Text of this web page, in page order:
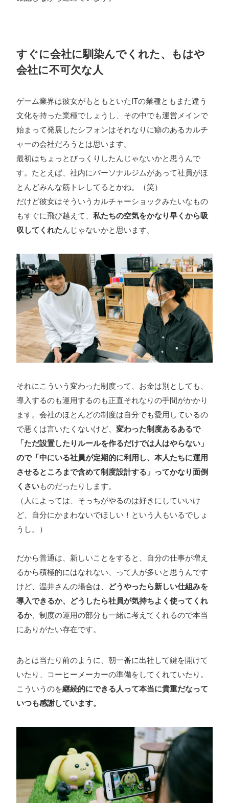
すぐに会社に馴染んでくれた、もはや
会社に不可欠な人
ゲーム業界は彼女がもともといたITの業種ともまた違う
文化を持った業種でしょうし、その中でも運営メインで
始まって発展したシフォンはそれなりに癖のあるカルチ
ャーの会社だろうとは思います。
最初はちょっとびっくりしたんじゃないかと思うんで
す。たとえば、社内にパーソナルジムがあって社員がほ
とんどみんな筋トレしてるとかね。（笑）
だけど彼女はそういうカルチャーショックみたいなもの
もすぐに飛び越えて、 私たちの空気をかなり早くから吸
収してくれたんじゃないかと思います。
それにこういう変わった制度って、お金は別としても、
導入するのも運用するのも正直それなりの手間がかかり
ます。会社のほとんどの制度は自分でも愛用しているの
で悪くは言いたくないけど、 変わった制度あるあるで
「ただ設置したりルールを作るだけでは人はやらない」
ので「中にいる社員が定期的に利用し、本人たちに運用
させるところまで含めて制度設計する」ってかなり面倒
くさいものだったりします。
（人によっては、そっちがやるのは好きにしていいけ
ど、自分にかまわないでほしい！という人もいるでしょ
うし。）
だから普通は、新しいことをすると、自分の仕事が増え
るから積極的にはなれない、って人が多いと思うんです
けど、温井さんの場合は、
どうやったら新しい仕組みを
導入できるか、どうしたら社員が気持ちよく使ってくれ
るか、制度の運用の部分も一緒に考えてくれるので本当
にありがたい存在です。
あとは当たり前のように、朝一番に出社して鍵を開けて
いたり、コーヒーメーカーの準備をしてくれていたり。
こういうのを継続的にできる人って本当に貴重だなって
いつも感謝しています。